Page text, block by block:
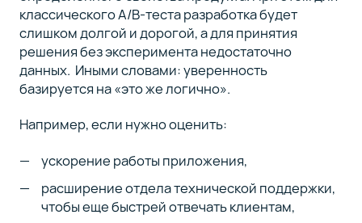
классического A/B-теста разработка будет
слишком долгой и дорогой, а для принятия
решения без эксперимента недостаточно
данных. Иными словами: уверенность
базируется на «это же логично»‎.
Например, если нужно оценить:
ускорение работы приложения,
расширение отдела технической поддержки,
чтобы еще быстрей отвечать клиентам,